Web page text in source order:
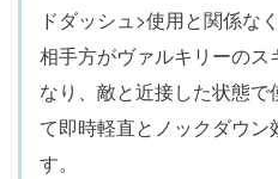
ドダッシュ>使用と関係な
相手方がヴァルキリーのス
なり、敵と近接した状態
て即時軽直とノックダウン
す。